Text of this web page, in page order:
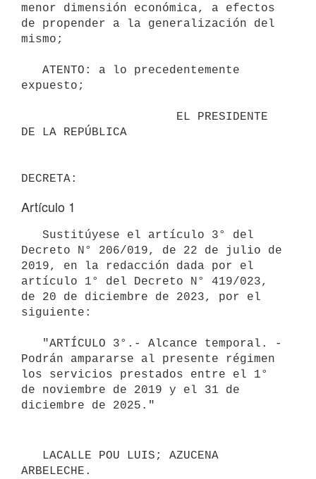
menor dimensión económica, a efectos
de propender a la generalización del
mismo;
expuesto;
DE LA REPÚBLICA
Artículo 1
Decreto N° 206/019, de 22 de julio de
2019, en la redacción dada por el
artículo 1° del Decreto N° 419/023,
de 20 de diciembre de 2023, por el
siguiente:
Podrán ampararse al presente régimen
los servicios prestados entre el 1°
de noviembre de 2019 y el 31 de